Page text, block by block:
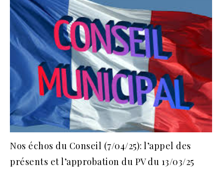
Nos échos du Conseil (7/04/25): l’appel des
présents et l’approbation du PV du 13/03/25